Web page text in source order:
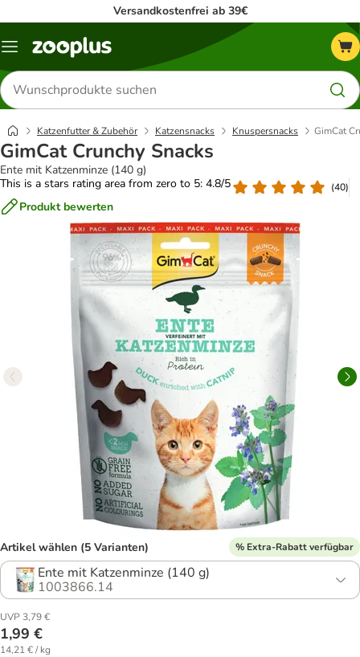
Versandkostenfrei ab 39€
Menü
Produkte
suchen
Katzenfutter & Zubehör Katzensnacks Knuspersnacks GimCat
GimCat Crunchy Snacks
Ente mit Katzenminze (140 g)
This is a stars rating area from zero to 5: 4.8/5
(40)
Produkt bewerten
Artikel wählen (5 Varianten) % Extra-Rabatt verfügbar
Ente mit Katzenminze (140 g)
1003866.14
UVP 3,79 €
1,99 €
14,21 € / kg